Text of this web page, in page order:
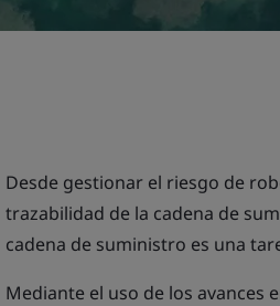
Desde gestionar el riesgo de
trazabilidad de la cadena de
cadena de suministro es una
Mediante el uso de los avances